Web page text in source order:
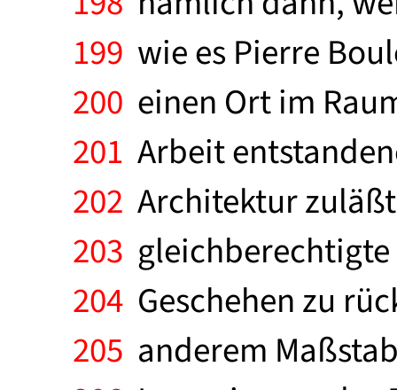
199 wie es Pierre
200 einen Ort im
201 Arbeit
202 Architektur
203
204 Geschehen zu
205 anderem